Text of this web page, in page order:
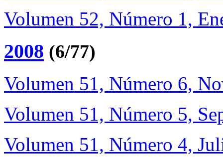
Volumen 52, Número 1,
2008 (6/77)
Volumen 51, Número 6,
Volumen 51, Número 5,
Volumen 51, Número 4,